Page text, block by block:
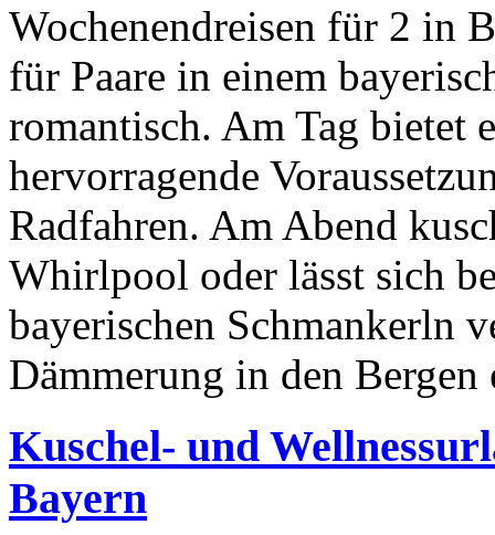
Wochenendreisen für 2 in
für Paare in einem
romantisch. Am Tag bietet
hervorragende
Radfahren. Am Abend
Whirlpool oder lässt sich
bayerischen Schmankerln
Dämmerung in den
Kuschel- und
Bayern